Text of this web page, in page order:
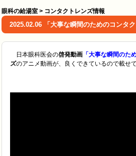
眼科の給湯室 > コンタクトレンズ情報
2025.02.06 「大事な瞬間のためのコンタ
日本眼科医会の啓発動画 「大事な瞬間のた
ズのアニメ動画が、良くできているので載せ